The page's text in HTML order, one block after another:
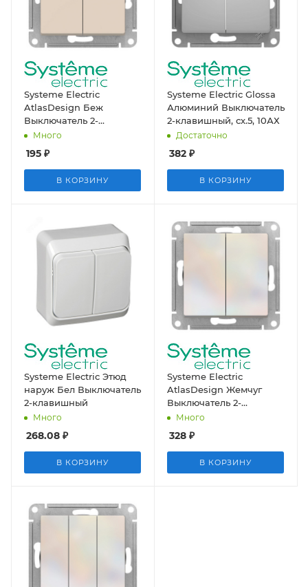
Systeme Electric
AtlasDesign Беж
Выключатель 2-
клавишный сх.5, 10АХ,
Много
195 ₽
В КОРЗИНУ
Systeme Electric Glossa
Алюминий Выключатель
2-клавишный, сх.5, 10АХ
Достаточно
382 ₽
В КОРЗИНУ
Systeme Electric Этюд
наруж Бел Выключатель
2-клавишный
Много
268.08 ₽
В КОРЗИНУ
Systeme Electric
AtlasDesign Жемчуг
Выключатель 2-
клавишный сх.5, 10АХ,
Много
328 ₽
В КОРЗИНУ